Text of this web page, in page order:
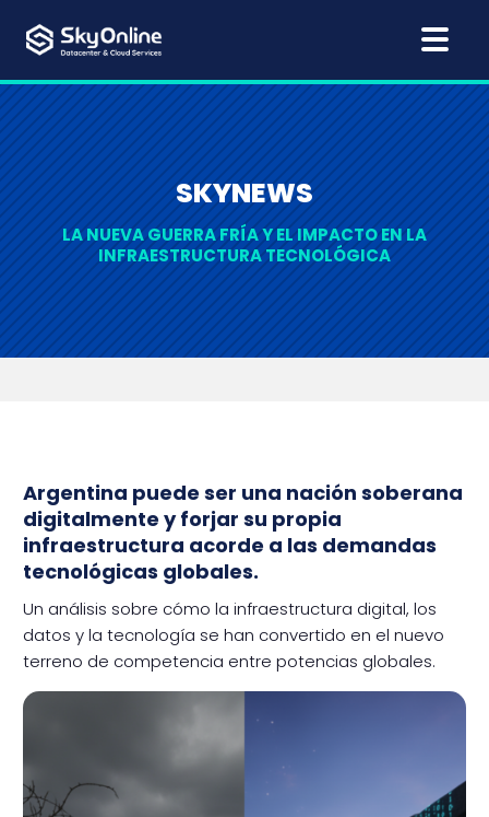
SKYNEWS
LA NUEVA GUERRA FRÍA Y EL IMPACTO EN LA
INFRAESTRUCTURA TECNOLÓGICA
Argentina puede ser una nación soberana
digitalmente y forjar su propia
infraestructura acorde a las demandas
tecnológicas globales.
Un análisis sobre cómo la infraestructura digital, los
datos y la tecnología se han convertido en el nuevo
terreno de competencia entre potencias globales.